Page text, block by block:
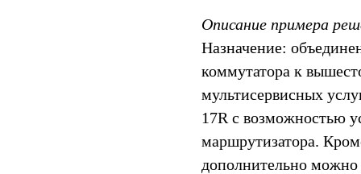
Описание примера
Назначение:
коммутатора к
мультисервисных
17R с возможностью
маршрутизатора.
дополнительно